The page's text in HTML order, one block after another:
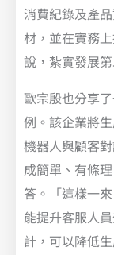
消費紀錄及產
材，並在實務
說，紮實發展
歐宗殷也分享
例。該企業將
機器人與顧客
成簡單、有條
答。「這樣一
能提升客服人
計，可以降低